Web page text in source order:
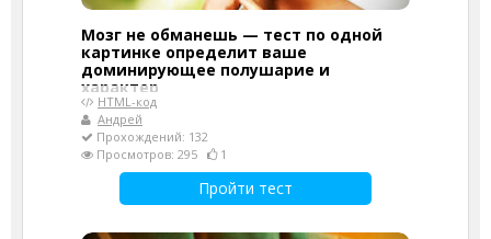
Мозг не обманешь — тест по одной
картинке определит ваше
доминирующее полушарие и
характер
HTML-код
Андрей
Прохождений: 132
Просмотров: 295
1
Пройти тест